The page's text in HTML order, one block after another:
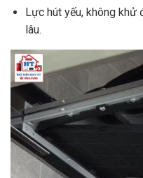
Lực hút yếu, không
lâu.